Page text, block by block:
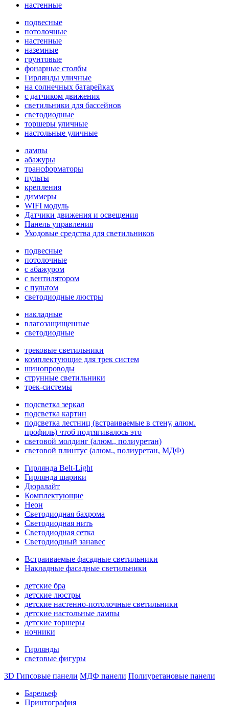
настенные
подвесные
потолочные
настенные
наземные
грунтовые
фонарные столбы
Гирлянды уличные
на солнечных батарейках
с датчиком движения
светильники для бассейнов
светодиодные
торшеры уличные
настольные уличные
лампы
абажуры
трансформаторы
пульты
крепления
диммеры
WIFI модуль
Датчики движения и освещения
Панель управления
Уходовые средства для светильников
подвесные
потолочные
с абажуром
с вентилятором
с пультом
светодиодные люстры
накладные
влагозащищенные
светодиодные
трековые светильники
комплектующие для трек систем
шинопроводы
струнные светильники
трек-системы
подсветка зеркал
подсветка картин
подсветка лестниц (встраиваемые в стену, алюм.
профиль) чтоб подтягивалось это
световой молдинг (алюм., полиуретан)
световой плинтус (алюм., полиуретан, МДФ)
Гирлянда Belt-Light
Гирлянда шарики
Дюралайт
Комплектующие
Неон
Светодиодная бахрома
Светодиодная нить
Светодиодная сетка
Светодиодный занавес
Встраиваемые фасадные светильники
Накладные фасадные светильники
детские бра
детские люстры
детские настенно-потолочные светильники
детские настольные лампы
детские торшеры
ночники
Гирлянды
световые фигуры
3D Гипсовые панели МДФ панели Полиуретановые панели
Барельеф
Принтография